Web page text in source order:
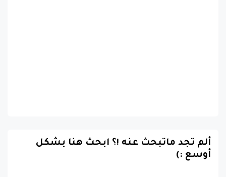
ألم تجد ماتبحث عنه !؟ ابحث هنا بشكل
أوسع :)